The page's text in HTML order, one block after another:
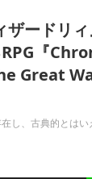
ザードリ
『
Great
し、古典的とはい